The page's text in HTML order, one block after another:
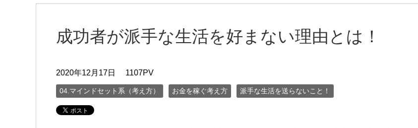
成功者が派手な生活を好まない理由とは！
2020年12月17日 1107PV
04.マインドセット系（考え方） お金を稼ぐ考え方 派手な生活を送らないこと！